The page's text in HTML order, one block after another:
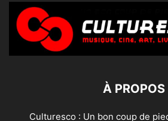
À PROPOS
Culturesco : Un bon coup de